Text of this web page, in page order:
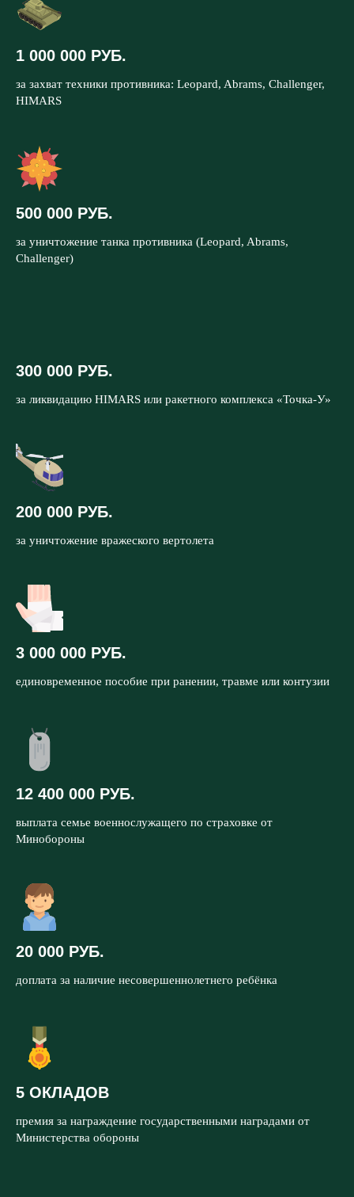
1 000 000 РУБ.
за захват техники противника: Leopard, Abrams, Challenger,
HIMARS
500 000 РУБ.
за уничтожение танка противника (Leopard, Abrams,
Challenger)
300 000 РУБ.
за ликвидацию HIMARS или ракетного комплекса «Точка-У»
200 000 РУБ.
за уничтожение вражеского вертолета
3 000 000 РУБ.
единовременное пособие при ранении, травме или контузии
12 400 000 РУБ.
выплата семье военнослужащего по страховке от
Минобороны
20 000 РУБ.
доплата за наличие несовершеннолетнего ребёнка
5 ОКЛАДОВ
премия за награждение государственными наградами от
Министерства обороны